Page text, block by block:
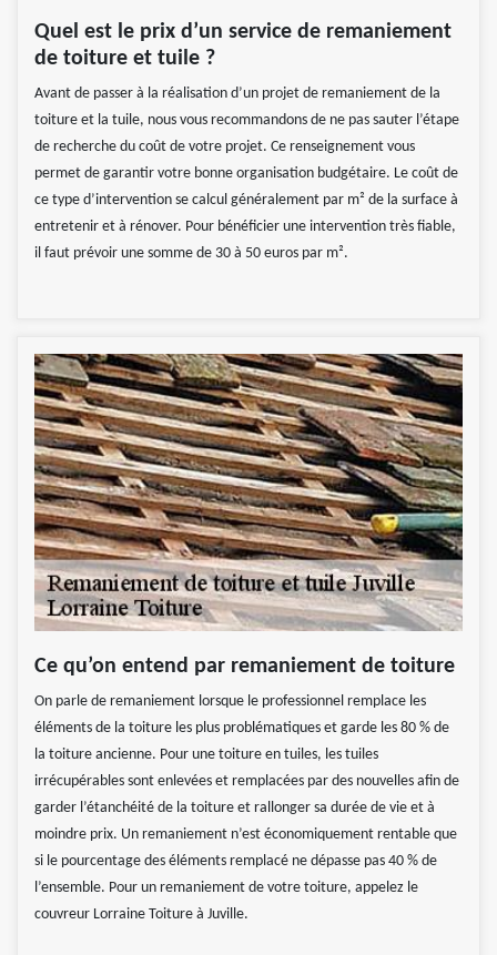
Quel est le prix d’un service de remaniement
de toiture et tuile ?
Avant de passer à la réalisation d’un projet de remaniement de la
toiture et la tuile, nous vous recommandons de ne pas sauter l’étape
de recherche du coût de votre projet. Ce renseignement vous
permet de garantir votre bonne organisation budgétaire. Le coût de
ce type d’intervention se calcul généralement par m² de la surface à
entretenir et à rénover. Pour bénéficier une intervention très fiable,
il faut prévoir une somme de 30 à 50 euros par m².
Ce qu’on entend par remaniement de toiture
On parle de remaniement lorsque le professionnel remplace les
éléments de la toiture les plus problématiques et garde les 80 % de
la toiture ancienne. Pour une toiture en tuiles, les tuiles
irrécupérables sont enlevées et remplacées par des nouvelles afin de
garder l’étanchéité de la toiture et rallonger sa durée de vie et à
moindre prix. Un remaniement n’est économiquement rentable que
si le pourcentage des éléments remplacé ne dépasse pas 40 % de
l’ensemble. Pour un remaniement de votre toiture, appelez le
couvreur Lorraine Toiture à Juville.